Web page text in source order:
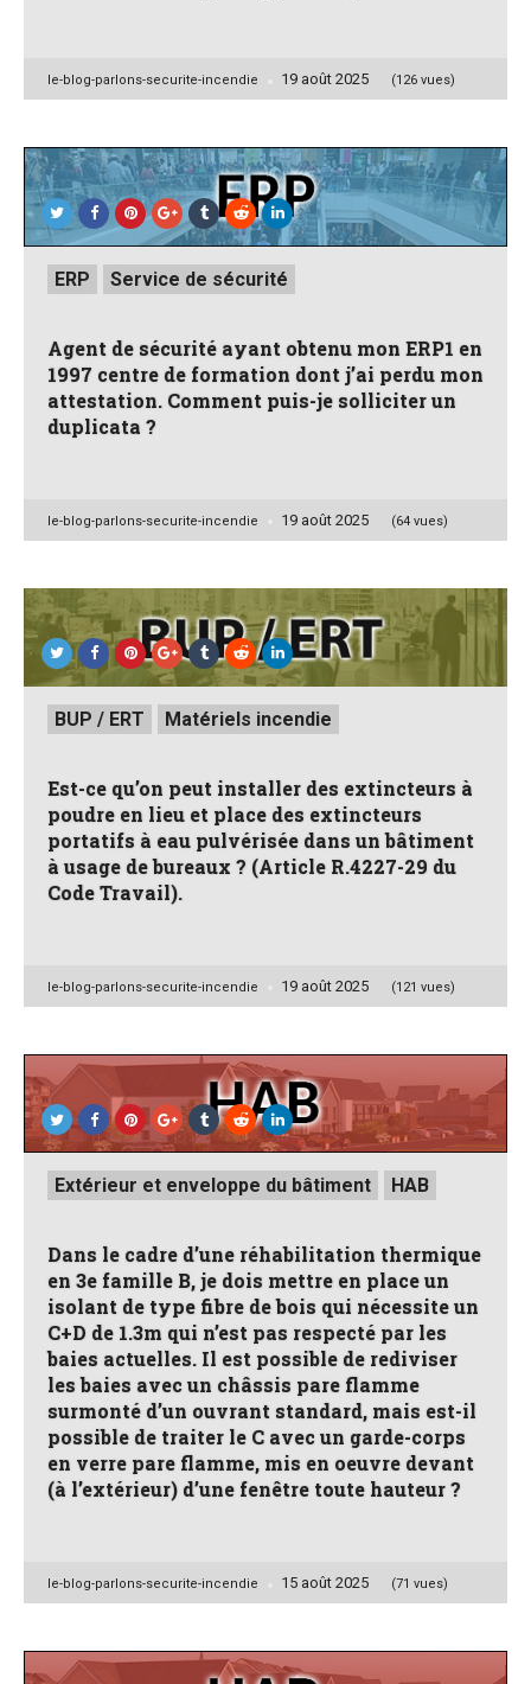
Posted
le-blog-parlons-securite-incendie 19 août 2025 (126 vues)
Posted
inERP Service de sécurité
Agent de sécurité ayant obtenu mon ERP1 en
1997 centre de formation dont j’ai perdu mon
attestation. Comment puis-je solliciter un
duplicata ?
Posted
le-blog-parlons-securite-incendie 19 août 2025 (64 vues)
Posted
inBUP / ERT Matériels incendie
Est-ce qu’on peut installer des extincteurs à
poudre en lieu et place des extincteurs
portatifs à eau pulvérisée dans un bâtiment
à usage de bureaux ? (Article R.4227-29 du
Code Travail).
Posted
le-blog-parlons-securite-incendie 19 août 2025 (121 vues)
Posted
inExtérieur et enveloppe du bâtiment HAB
Dans le cadre d’une réhabilitation thermique
en 3e famille B, je dois mettre en place un
isolant de type fibre de bois qui nécessite un
C+D de 1.3m qui n’est pas respecté par les
baies actuelles. Il est possible de rediviser
les baies avec un châssis pare flamme
surmonté d’un ouvrant standard, mais est-il
possible de traiter le C avec un garde-corps
en verre pare flamme, mis en oeuvre devant
(à l’extérieur) d’une fenêtre toute hauteur ?
Posted
le-blog-parlons-securite-incendie 15 août 2025 (71 vues)